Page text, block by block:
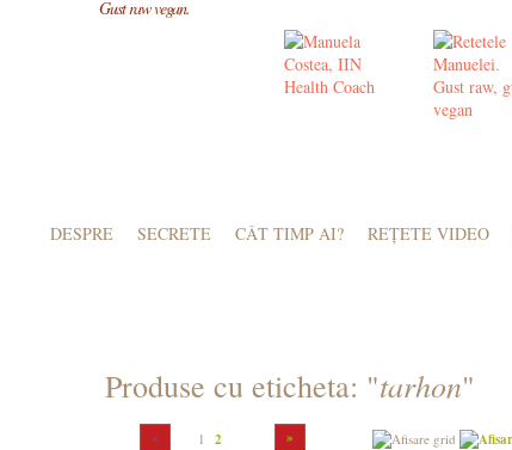
Gust raw vegan.
DESPRE
SECRETE CÂT TIMP AI? REȚETE VIDEO
Produse cu eticheta: "tarhon"
« 1 2 »